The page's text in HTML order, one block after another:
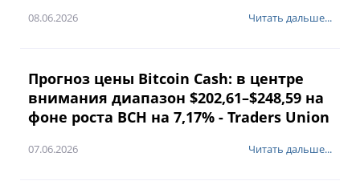
08.06.2026 Читать дальше...
Прогноз цены Bitcoin Cash: в центре
внимания диапазон $202,61–$248,59 на
фоне роста BCH на 7,17% - Traders Union
07.06.2026 Читать дальше...